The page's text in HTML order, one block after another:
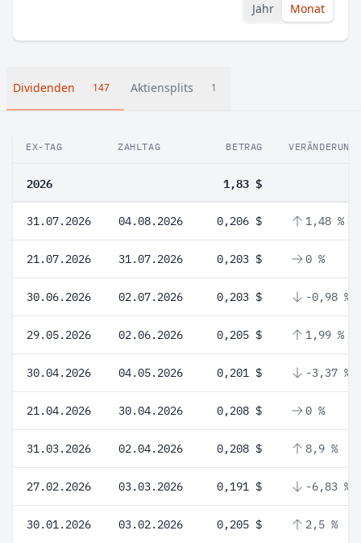
Jahr Monat
Dividenden 147 Aktiensplits 1
EX-TAG ZAHLTAG BETRAG VERÄNDERUNG
2026 1,83 $
31.07.2026 04.08.2026 0,206 $ 1,48 %
21.07.2026 31.07.2026 0,203 $ 0 %
30.06.2026 02.07.2026 0,203 $ -0,98 %
29.05.2026 02.06.2026 0,205 $ 1,99 %
30.04.2026 04.05.2026 0,201 $ -3,37 %
21.04.2026 30.04.2026 0,208 $ 0 %
31.03.2026 02.04.2026 0,208 $ 8,9 %
27.02.2026 03.03.2026 0,191 $ -6,83 %
30.01.2026 03.02.2026 0,205 $ 2,5 %